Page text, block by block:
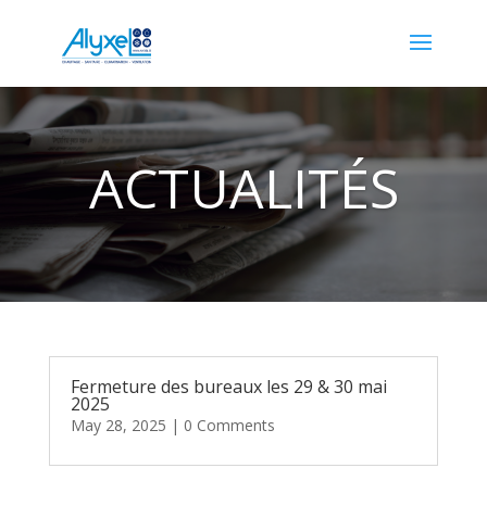
ACTUALITÉS
Fermeture des bureaux les 29 & 30 mai
2025
May 28, 2025 | 0 Comments